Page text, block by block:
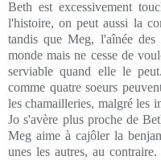
Beth est excessivement
l'histoire, on peut aussi la
tandis que Meg, l'aînée
monde mais ne cesse de
serviable quand elle le
comme quatre soeurs
les chamailleries, malgré les
Jo s'avère plus proche de
Meg aime à cajôler la
unes les autres, au contraire.